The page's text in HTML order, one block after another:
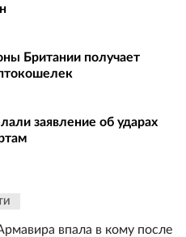
Британии получает
заявление об ударах
впала в кому после